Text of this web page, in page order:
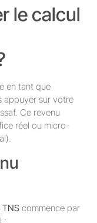
le calcul
en tant que
appuyer sur votre
Ce revenu
réel ou micro-
TNS commence par